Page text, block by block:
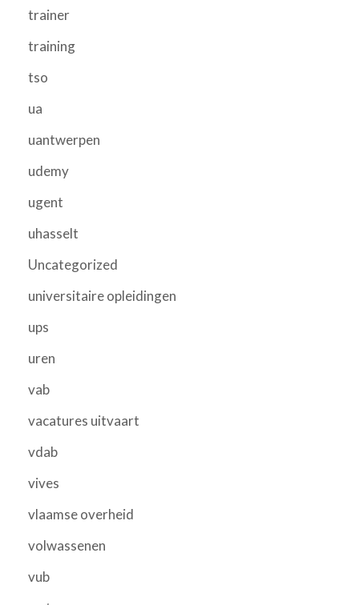
trainer
training
tso
ua
uantwerpen
udemy
ugent
uhasselt
Uncategorized
universitaire opleidingen
ups
uren
vab
vacatures uitvaart
vdab
vives
vlaamse overheid
volwassenen
vub